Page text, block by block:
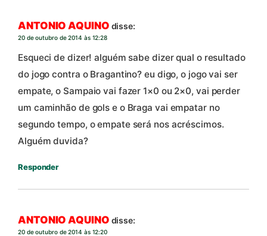
ANTONIO AQUINO disse:
20 de outubro de 2014 às 12:28
Esqueci de dizer! alguém sabe dizer qual o resultado
do jogo contra o Bragantino? eu digo, o jogo vai ser
empate, o Sampaio vai fazer 1×0 ou 2×0, vai perder
um caminhão de gols e o Braga vai empatar no
segundo tempo, o empate será nos acréscimos.
Alguém duvida?
Responder
ANTONIO AQUINO disse:
20 de outubro de 2014 às 12:20